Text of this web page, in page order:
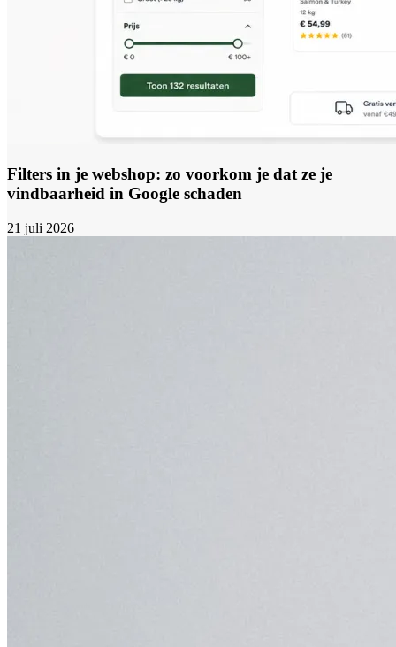
Filters in je webshop: zo voorkom je dat ze je
vindbaarheid in Google schaden
21 juli 2026